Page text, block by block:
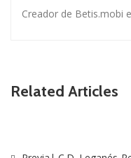
Creador de Betis.mobi
Related Articles